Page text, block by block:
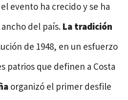
evento ha crecido y se ha
del país. La tradición
de 1948, en un esfuerzo
patrios que definen a Costa
organizó el primer desfile